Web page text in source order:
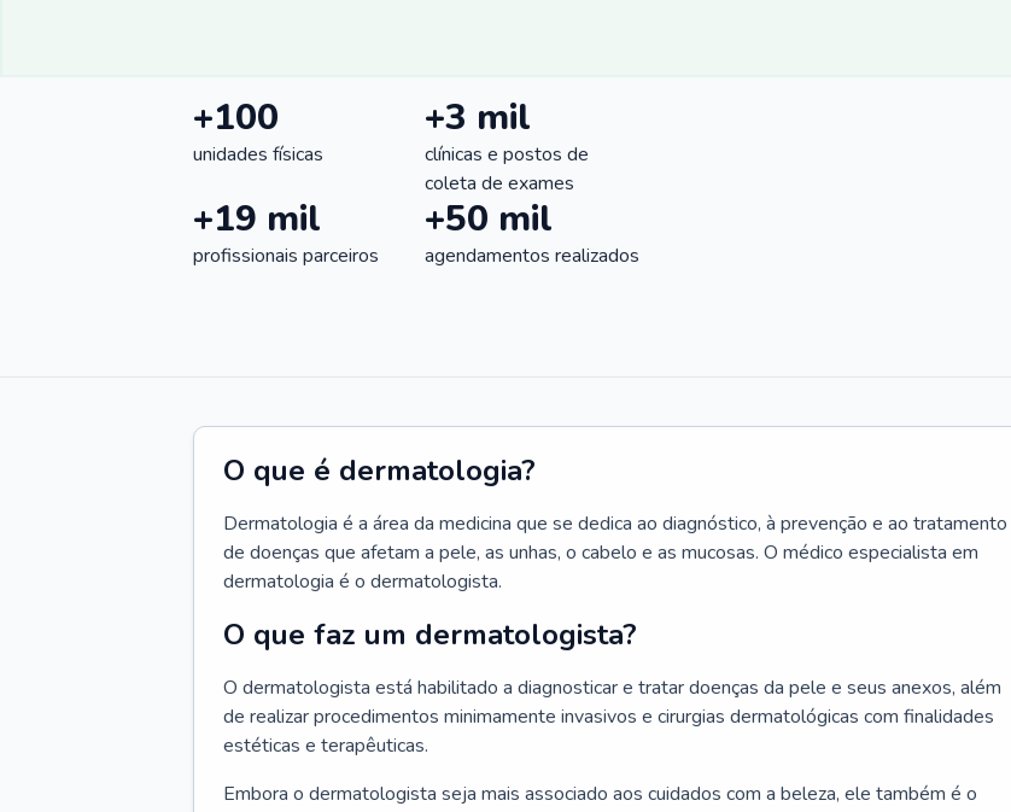
+100
unidades físicas
+3 mil
clínicas e postos de
coleta de exames
+19 mil
profissionais parceiros
+50 mil
agendamentos realizados
O que é dermatologia?
Dermatologia é a área da medicina que se dedica ao diagnóstico, à prevenção e ao tratamento
de doenças que afetam a pele, as unhas, o cabelo e as mucosas. O médico especialista em
dermatologia é o dermatologista.
O que faz um dermatologista?
O dermatologista está habilitado a diagnosticar e tratar doenças da pele e seus anexos, além
de realizar procedimentos minimamente invasivos e cirurgias dermatológicas com finalidades
estéticas e terapêuticas.
Embora o dermatologista seja mais associado aos cuidados com a beleza, ele também é o